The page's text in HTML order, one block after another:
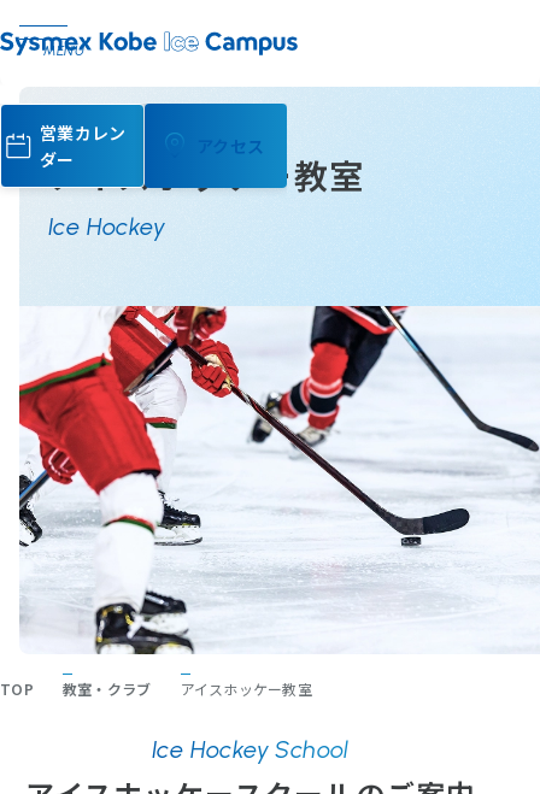
MENU
営業カレン
ダー
アクセス
アイスホッケー教室
Ice Hockey
TOP 教室・クラブ アイスホッケー教室
Ice Hockey School